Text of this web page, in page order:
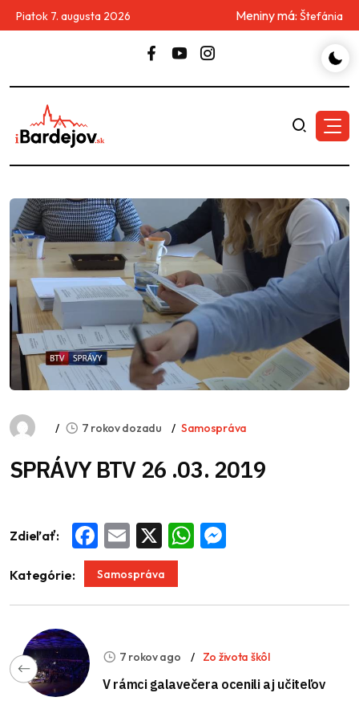
Piatok 7. augusta 2026 Meniny má: Štefánia
7 rokov dozadu Samospráva
SPRÁVY BTV 26 .03. 2019
Zdieľať: Facebook
Email WhatsApp
Kategórie: Samospráva
7 rokov ago Zo života škôl
V rámci galavečera ocenili aj učiteľov